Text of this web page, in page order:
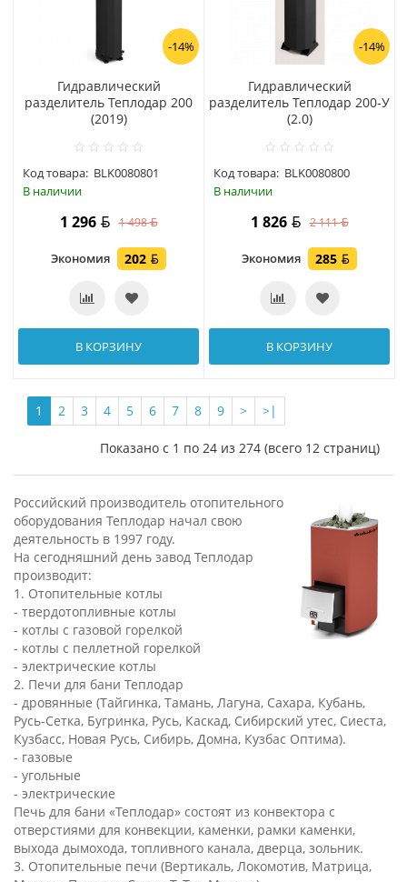
-14%
Гидравлический
разделитель Теплодар 200
(2019)
Код товара: BLK0080801
В наличии
1 296 1 498
Экономия 202
В КОРЗИНУ
-14%
Гидравлический
разделитель Теплодар 200-У
(2.0)
Код товара: BLK0080800
В наличии
1 826 2 111
Экономия 285
В КОРЗИНУ
1 2 3 4 5 6 7 8 9 > >|
Показано с 1 по 24 из 274 (всего 12 страниц)
Российский производитель отопительного
оборудования Теплодар начал свою
деятельность в 1997 году.
На сегодняшний день завод Теплодар
производит:
1. Отопительные котлы
- твердотопливные котлы
- котлы с газовой горелкой
- котлы с пеллетной горелкой
- электрические котлы
2. Печи для бани Теплодар
- дровянные (Тайгинка, Тамань, Лагуна, Сахара, Кубань,
Русь-Сетка, Бугринка, Русь, Каскад, Сибирский утес, Сиеста,
Кузбасс, Новая Русь, Сибирь, Домна, Кузбас Оптима).
- газовые
- угольные
- электрические
Печь для бани «Теплодар» состоят из конвектора с
отверстиями для конвекции, каменки, рамки каменки,
выхода дымохода, топливного канала, дверца, зольник.
3. Отопительные печи (Вертикаль, Локомотив, Матрица,